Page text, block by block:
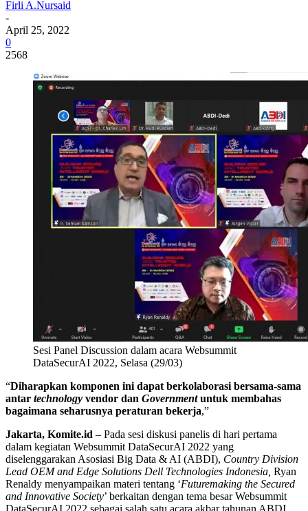
Firli A.Nursaid
-
April 25, 2022
0
2568
Sesi Panel Discussion dalam acara Websummit
DataSecurAI 2022, Selasa (29/03)
“Diharapkan komponen ini dapat berkolaborasi bersama-sama
antar technology vendor dan Governmentuntuk membahas
bagaimana seharusnya peraturan bekerja,”
Jakarta, Komite.id – Pada sesi diskusi panelis di hari pertama
dalam kegiatan Websummit DataSecurAI 2022 yang
diselenggarakan Asosiasi Big Data & AI (ABDI), Country Division
Lead OEM and Edge Solutions Dell Technologies Indonesia, Ryan
Renaldy menyampaikan materi tentang ‘Futuremaking the Secured
and Innovative Society’ berkaitan dengan tema besar Websummit
DataSecurAI 2022 sebagai salah satu acara akbar tahunan ABDI